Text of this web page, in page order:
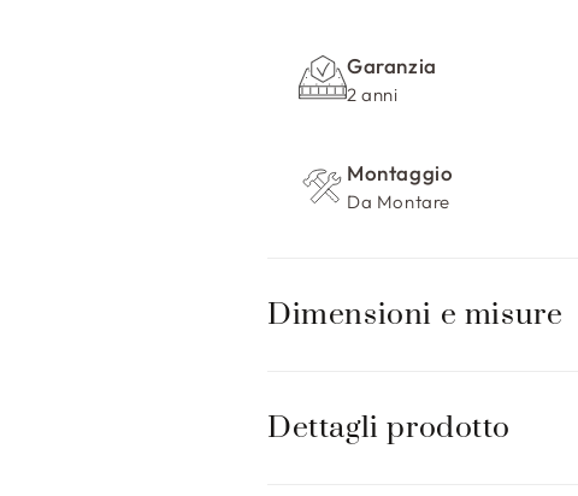
o
r
Garanzia
2 anni
Montaggio
Da Montare
Dimensioni e misure
Dettagli prodotto